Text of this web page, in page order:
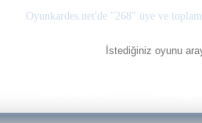
Oyunkardes.net'de "268" üye ve toplam